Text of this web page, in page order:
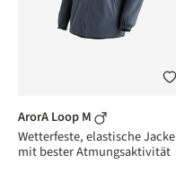
ArorA Loop M
Wetterfeste, elastische Jacke
mit bester Atmungsaktivität